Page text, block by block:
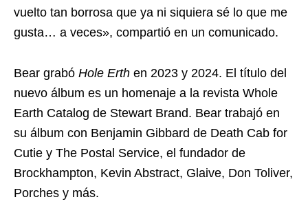
vuelto tan borrosa que ya ni siquiera sé lo que me
gusta… a veces», compartió en un comunicado.
Bear grabó Hole Erth en 2023 y 2024. El título del
nuevo álbum es un homenaje a la revista Whole
Earth Catalog de Stewart Brand. Bear trabajó en
su álbum con Benjamin Gibbard de Death Cab for
Cutie y The Postal Service, el fundador de
Brockhampton, Kevin Abstract, Glaive, Don Toliver,
Porches y más.